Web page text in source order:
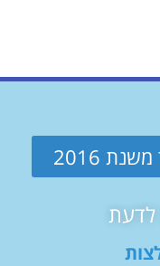
2016
לדעת